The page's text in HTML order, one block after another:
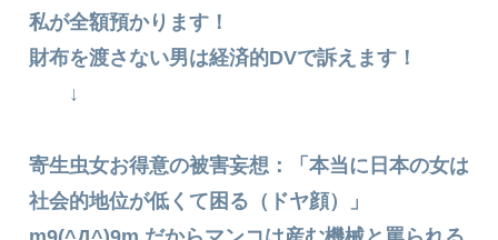
私が全額預かります！
財布を渡さない男は経済的DVで訴えます！
↓
寄生虫女お得意の被害妄想：「本当に日本の女は
社会的地位が低くて困る（ドヤ顔）」